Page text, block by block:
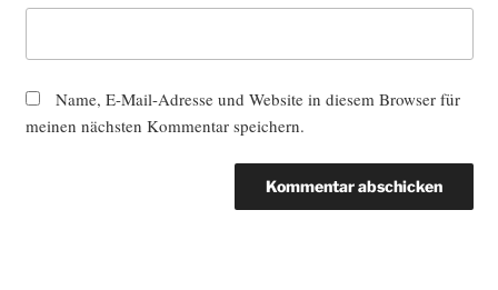
Name, E-Mail-Adresse und Website in diesem Browser für
meinen nächsten Kommentar speichern.